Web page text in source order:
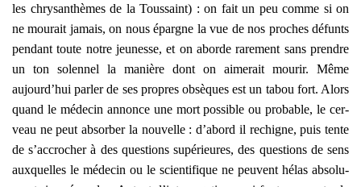
les chry­san­thèmes de la Tous­saint) : on fait un peu comme si on
ne mou­rait jamais, on nous épargne la vue de nos proches défunts
pen­dant toute notre jeu­nesse, et on aborde rare­ment sans prendre
un ton solen­nel la manière dont on aime­rait mou­rir. Même
aujourd’hui par­ler de ses propres obsèques est un tabou fort. Alors
quand le méde­cin annonce une mort pos­sible ou pro­bable, le cer­
veau ne peut absor­ber la nou­velle : d’abord il rechigne, puis tente
de s’accrocher à des ques­tions supé­rieures, des ques­tions de sens
aux­quelles le méde­cin ou le scien­ti­fique ne peuvent hélas abso­lu­